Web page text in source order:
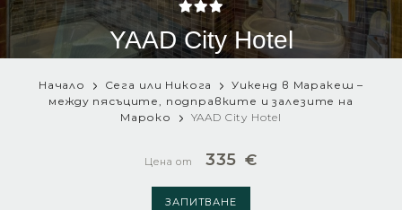
YAAD City Hotel
Начало Сега или Никога
Уикенд в Маракеш –
между пясъците, подправките и залезите на
Мароко
YAAD City Hotel
Цена от 335 €
ЗАПИТВАНЕ